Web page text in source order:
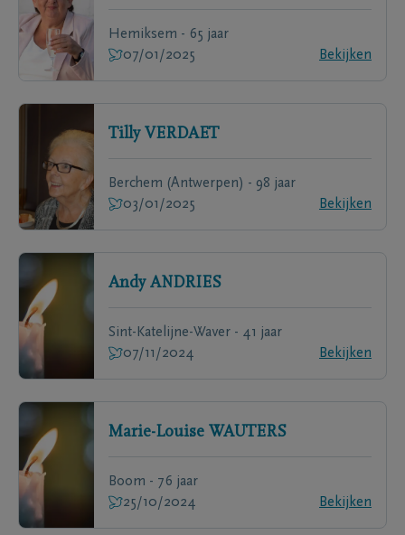
Hemiksem - 65 jaar
07/01/2025
Bekijken
Tilly VERDAET
Berchem (Antwerpen) - 98 jaar
03/01/2025
Bekijken
Andy ANDRIES
Sint-Katelijne-Waver - 41 jaar
07/11/2024
Bekijken
Marie-Louise WAUTERS
Boom - 76 jaar
25/10/2024
Bekijken